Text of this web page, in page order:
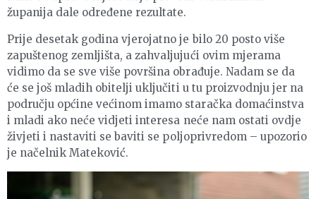
županija dale određene rezultate.
Prije desetak godina vjerojatno je bilo 20 posto više
zapuštenog zemljišta, a zahvaljujući ovim mjerama
vidimo da se sve više površina obrađuje. Nadam se da
će se još mladih obitelji uključiti u tu proizvodnju jer na
području općine većinom imamo staračka domaćinstva
i mladi ako neće vidjeti interesa neće nam ostati ovdje
živjeti i nastaviti se baviti se poljoprivredom – upozorio
je načelnik Mateković.